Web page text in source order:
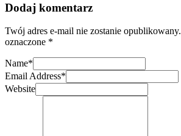
Dodaj komentarz
Twój adres e-mail nie zostanie opublikowany.
oznaczone *
Name*
Email Address*
Website